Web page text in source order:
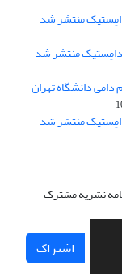
منتشر شد
منتشر شد
دانشگاه تهران
منتشر شد
نشریه مشترک
اشتراک